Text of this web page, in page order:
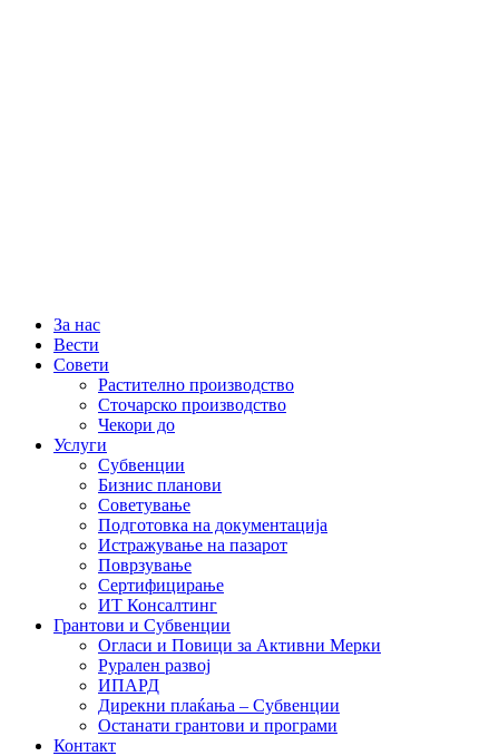
За нас
Вести
Совети
Растително производство
Сточарско производство
Чекори до
Услуги
Субвенции
Бизнис планови
Советување
Подготовка на документација
Истражување на пазарот
Поврзување
Сертифицирање
ИТ Консалтинг
Грантови и Субвенции
Огласи и Повици за Активни Мерки
Рурален развој
ИПАРД
Дирекни плаќања – Субвенции
Останати грантови и програми
Контакт